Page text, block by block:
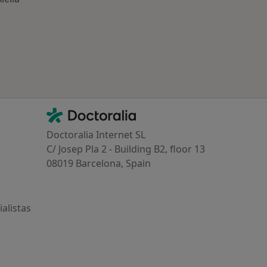
Contacto
Doctoralia - Página de inicio
Doctoralia Internet SL
C/ Josep Pla 2 - Building B2, floor 13
08019 Barcelona, Spain